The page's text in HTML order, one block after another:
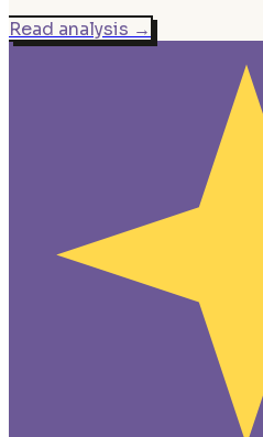
Read analysis →